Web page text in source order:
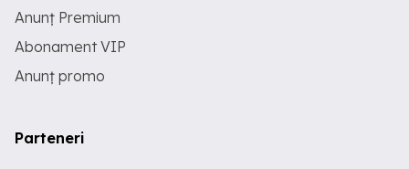
Anunț Premium
Abonament VIP
Anunț promo
Parteneri